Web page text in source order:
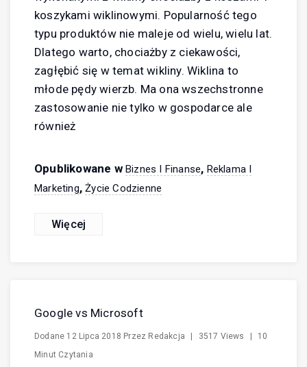
koszykami wiklinowymi. Popularność tego
typu produktów nie maleje od wielu, wielu lat.
Dlatego warto, chociażby z ciekawości,
zagłębić się w temat wikliny. Wiklina to
młode pędy wierzb. Ma ona wszechstronne
zastosowanie nie tylko w gospodarce ale
również
Opublikowane w Biznes I Finanse, Reklama I
Marketing,Życie Codzienne
Więcej
Google vs Microsoft
Dodane 12 Lipca 2018 Przez Redakcja 3517 Views
10
Minut Czytania